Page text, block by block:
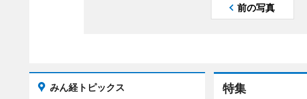
前の写真
特集
みん経トピックス